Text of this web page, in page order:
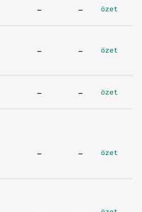
- - özet
- - özet
- - özet
- - özet